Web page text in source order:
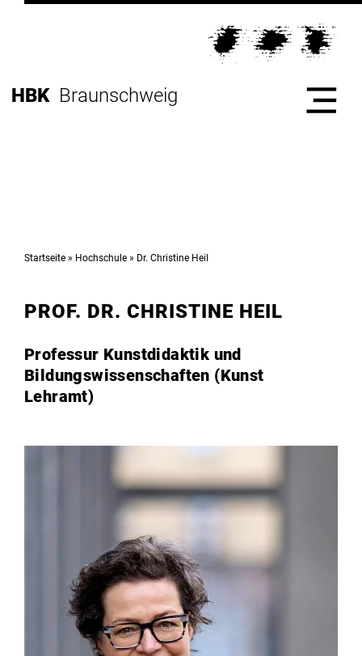
Inhalt
zur
Direkt
HBK Braunschweig
Hochschule
Studium
Institute
Infrastruktur
Aktuelles
meinstudium
Startseite Hochschule Dr. Christine Heil
PROF. DR. CHRISTINE HEIL
Professur Kunstdidaktik und
Bildungswissenschaften (Kunst
Lehramt)